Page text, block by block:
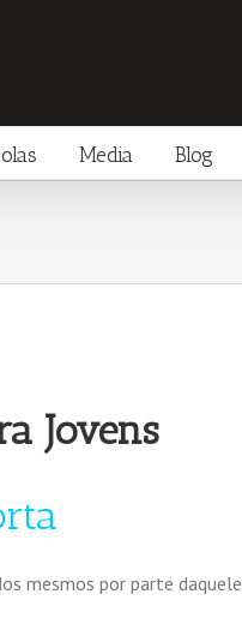
Media Blog
Jovens
mesmos por parte